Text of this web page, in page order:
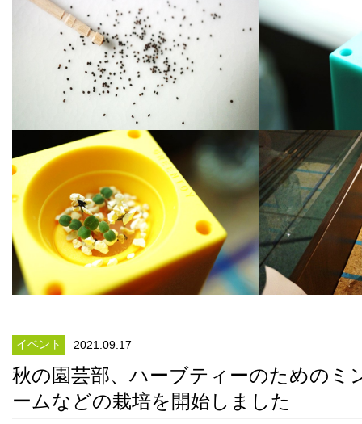
イベント 2021.09.17
秋の園芸部、ハーブティーのためのミ
ームなどの栽培を開始しました